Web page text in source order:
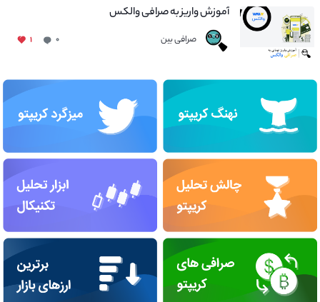
آموزش واریز به صرافی والکس
صرافی بین ۰ ۱